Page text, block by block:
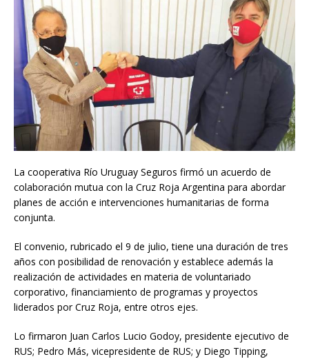
La cooperativa Río Uruguay Seguros firmó un acuerdo de
colaboración mutua con la Cruz Roja Argentina para abordar
planes de acción e intervenciones humanitarias de forma
conjunta.
El convenio, rubricado el 9 de julio, tiene una duración de tres
años con posibilidad de renovación y establece además la
realización de actividades en materia de voluntariado
corporativo, financiamiento de programas y proyectos
liderados por Cruz Roja, entre otros ejes.
Lo firmaron Juan Carlos Lucio Godoy, presidente ejecutivo de
RUS; Pedro Más, vicepresidente de RUS; y Diego Tipping,